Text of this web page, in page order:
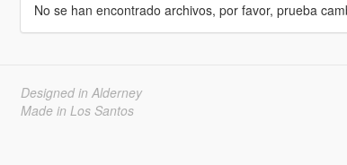
No se han encontrado archivos, por favor, prueba
Designed in Alderney
Made in Los Santos